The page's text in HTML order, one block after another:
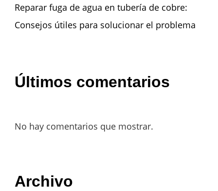
Reparar fuga de agua en tubería de cobre:
Consejos útiles para solucionar el problema
Últimos comentarios
No hay comentarios que mostrar.
Archivo